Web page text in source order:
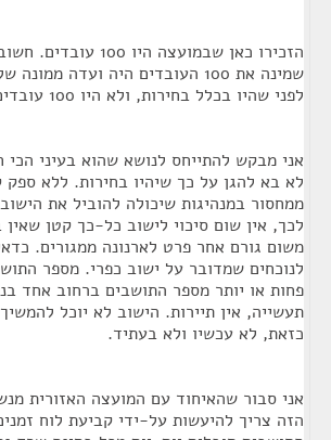
הזכירו כאן שבמועצה היו
שמינה את 100 העובדים היה ועדה
לפני שהיו בכלל בחירות, ולא היו 100 עובדים אלא 88.
אני מבקש להתייחס לנושא שהוא בעיני הכי
לא בא להגן על כך שיהיו בחירות. ללא ספק
ממחסור במנהיגות שיכולה להוביל את
לכך, אין שום סיכוי לישוב כל-כך קטן
משום גורם אחר פרט לארנונה ממגורים.
לנוכחים שמדובר על ישוב כפרי. מספר
פחות או יותר מספר התושבים ברחוב אחד
תעשייה, אין תיירות. הישוב לא יוכל
כזאת, לא עכשיו ולא בעתיד.
אני סבור שהאיחוד עם המועצה האזורית
הזה צריך להיעשות על-ידי קביעת לוח